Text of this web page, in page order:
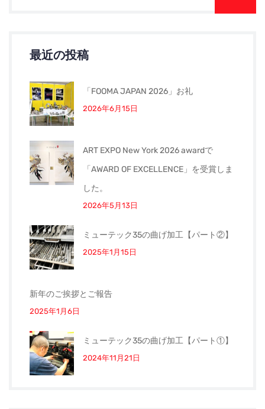
最近の投稿
「FOOMA JAPAN 2026」お礼
2026年6月15日
ART EXPO New York 2026 awardで
「AWARD OF EXCELLENCE」を受賞しま
した。
2026年5月13日
ミューテック35の曲げ加工【パート②】
2025年1月15日
新年のご挨拶とご報告
2025年1月6日
ミューテック35の曲げ加工【パート①】
2024年11月21日